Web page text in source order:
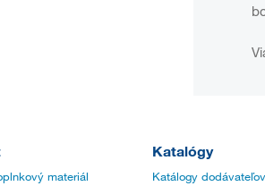
materiál
Katalógy
Katálogy